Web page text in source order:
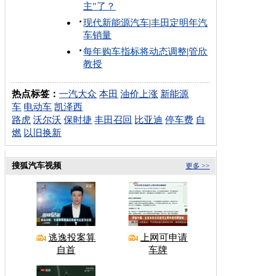
主"了？
现代新能源汽车|丰田定明年汽
车销量
每年购车指标将动态调整|管欣
教授
热点标签：一汽大众 本田 油价上涨 新能源
车 电动车 凯泽西
路虎 沃尔沃 保时捷 丰田召回 比亚迪 停车费 自
燃 以旧换新
更多 >>
搜狐汽车视频
逃逸投案算
自首
上网可申请
车牌